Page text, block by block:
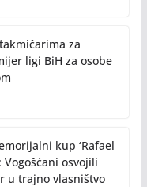
za
ligi BiH za osobe
kup ‘Rafael
Vogošćani osvojili
u trajno vlasništvo